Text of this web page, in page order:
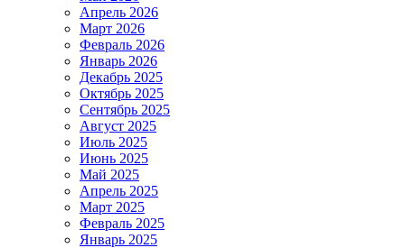
Апрель 2026
Март 2026
Февраль 2026
Январь 2026
Декабрь 2025
Октябрь 2025
Сентябрь 2025
Август 2025
Июль 2025
Июнь 2025
Май 2025
Апрель 2025
Март 2025
Февраль 2025
Январь 2025